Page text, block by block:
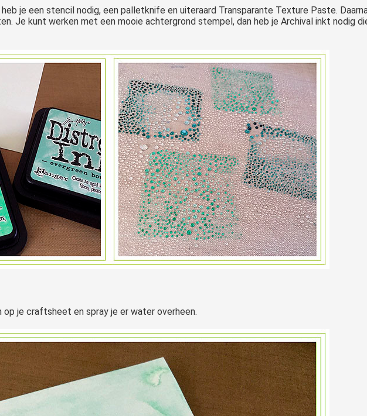
je een stencil nodig, een palletknife en uiteraard Transparante Texture Paste.
Je kunt werken met een mooie achtergrond stempel, dan heb je Archival inkt nodig
op je craftsheet en spray je er water overheen.